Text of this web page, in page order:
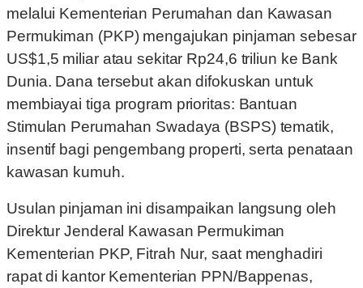
melalui Kementerian Perumahan dan Kawasan
Permukiman (PKP) mengajukan pinjaman sebesar
US$1,5 miliar atau sekitar Rp24,6 triliun ke Bank
Dunia. Dana tersebut akan difokuskan untuk
membiayai tiga program prioritas: Bantuan
Stimulan Perumahan Swadaya (BSPS) tematik,
insentif bagi pengembang properti, serta penataan
kawasan kumuh.
Usulan pinjaman ini disampaikan langsung oleh
Direktur Jenderal Kawasan Permukiman
Kementerian PKP, Fitrah Nur, saat menghadiri
rapat di kantor Kementerian PPN/Bappenas,